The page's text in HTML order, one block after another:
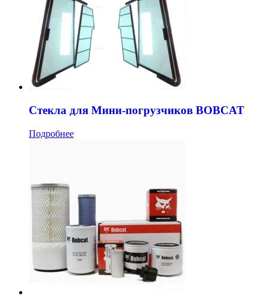
Стекла для Мини-погрузчиков BOBCAT
Подробнее